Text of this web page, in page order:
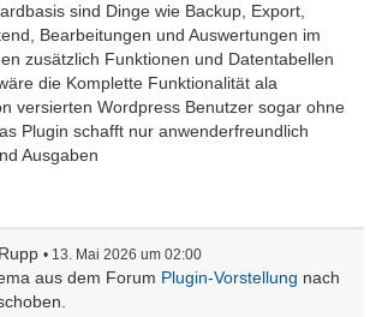
sind Dinge wie Backup, Export,
Bearbeitungen und Auswertungen im
zusätzlich Funktionen und Datentabellen
die Komplette Funktionalität ala
versierten Wordpress Benutzer sogar ohne
Plugin schafft nur anwenderfreundlich
Ausgaben
13. Mai 2026 um 02:00
aus dem Forum Plugin-Vorstellung nach